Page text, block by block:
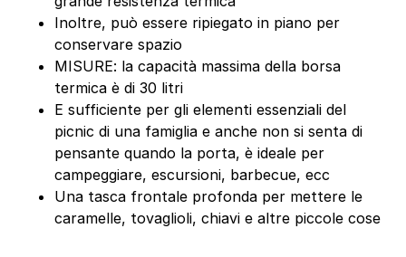
Inoltre, può essere ripiegato in piano per
conservare spazio
MISURE: la capacità massima della borsa
termica è di 30 litri
E sufficiente per gli elementi essenziali del
picnic di una famiglia e anche non si senta di
pensante quando la porta, è ideale per
campeggiare, escursioni, barbecue, ecc
Una tasca frontale profonda per mettere le
caramelle, tovaglioli, chiavi e altre piccole cose